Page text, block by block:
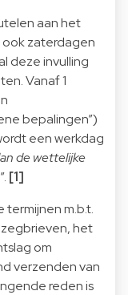
aan het
ook zaterdagen
deze invulling
Vanaf 1
bepalingen”)
een werkdag
de wettelijke
”. [1]
m.b.t.
het
om
verzenden van
reden is